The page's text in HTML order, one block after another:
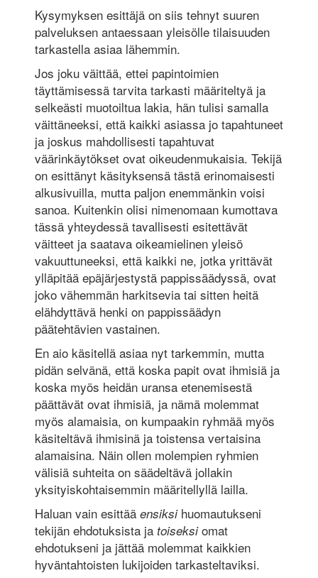
Kysymyksen esittäjä on siis tehnyt suuren
palveluksen antaessaan yleisölle tilaisuuden
tarkastella asiaa lähemmin.
Jos joku väittää, ettei papintoimien
täyttämisessä tarvita tarkasti määriteltyä ja
selkeästi muotoiltua lakia, hän tulisi samalla
väittäneeksi, että kaikki asiassa jo tapahtuneet
ja joskus mahdollisesti tapahtuvat
väärinkäytökset ovat oikeudenmukaisia. Tekijä
on esittänyt käsityksensä tästä erinomaisesti
alkusivuilla, mutta paljon enemmänkin voisi
sanoa. Kuitenkin olisi nimenomaan kumottava
tässä yhteydessä tavallisesti esitettävät
väitteet ja saatava oikeamielinen yleisö
vakuuttuneeksi, että kaikki ne, jotka yrittävät
ylläpitää epäjärjestystä pappissäädyssä, ovat
joko vähemmän harkitsevia tai sitten heitä
elähdyttävä henki on pappissäädyn
päätehtävien vastainen.
En aio käsitellä asiaa nyt tarkemmin, mutta
pidän selvänä, että koska papit ovat ihmisiä ja
koska myös heidän uransa etenemisestä
päättävät ovat ihmisiä, ja nämä molemmat
myös alamaisia, on kumpaakin ryhmää myös
käsiteltävä ihmisinä ja toistensa vertaisina
alamaisina. Näin ollen molempien ryhmien
välisiä suhteita on säädeltävä jollakin
yksityiskohtaisemmin määritellyllä lailla.
Haluan vain esittää ensiksihuomautukseni
tekijän ehdotuksista ja toiseksiomat
ehdotukseni ja jättää molemmat kaikkien
hyväntahtoisten lukijoiden tarkasteltaviksi.